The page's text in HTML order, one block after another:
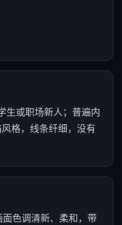
生或职场新人；普遍内
格，线条纤细，没有
色调清新、柔和，带